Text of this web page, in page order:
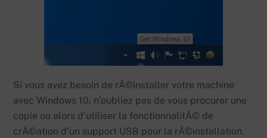
Si vous avez besoin de rÃ©installer votre machine
avec Windows 10, n’oubliez pas de vous procurer une
copie ou alors d’utiliser la fonctionnalitÃ© de
crÃ©ation d’un support USB pour la rÃ©installation.